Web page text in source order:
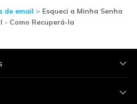
de email > Esqueci a Minha Senha
- Como Recuperá-la